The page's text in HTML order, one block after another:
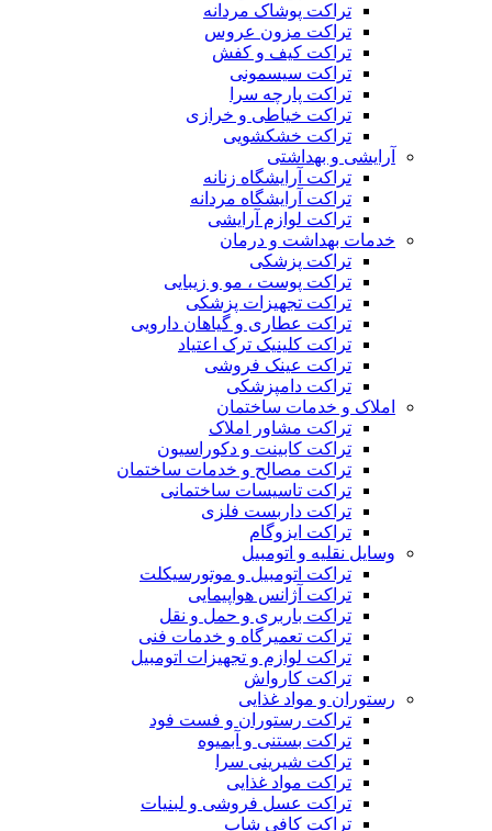
تراکت پوشاک مردانه
تراکت مزون عروس
تراکت کیف و کفش
تراکت سیسمونی
تراکت پارچه سرا
تراکت خیاطی و خرازی
تراکت خشکشویی
آرایشی و بهداشتی
تراکت آرایشگاه زنانه
تراکت آرایشگاه مردانه
تراکت لوازم آرایشی
خدمات بهداشت و درمان
تراکت پزشکی
تراکت پوست ، مو و زیبایی
تراکت تجهیزات پزشکی
تراکت عطاری و گیاهان دارویی
تراکت کلینیک ترک اعتیاد
تراکت عینک فروشی
تراکت دامپزشکی
املاک و خدمات ساختمان
تراکت مشاور املاک
تراکت کابینت و دکوراسیون
تراکت مصالح و خدمات ساختمان
تراکت تاسیسات ساختمانی
تراکت داربست فلزی
تراکت ایزوگام
وسایل نقلیه و اتومبیل
تراکت اتومبیل و موتورسیکلت
تراکت آژانس هواپیمایی
تراکت باربری و حمل و نقل
تراکت تعمیرگاه و خدمات فنی
تراکت لوازم و تجهیزات اتومبیل
تراکت کارواش
رستوران و مواد غذایی
تراکت رستوران و فست فود
تراکت بستنی و آبمیوه
تراکت شیرینی سرا
تراکت مواد غذایی
تراکت عسل فروشی و لبنیات
تراکت کافی شاپ